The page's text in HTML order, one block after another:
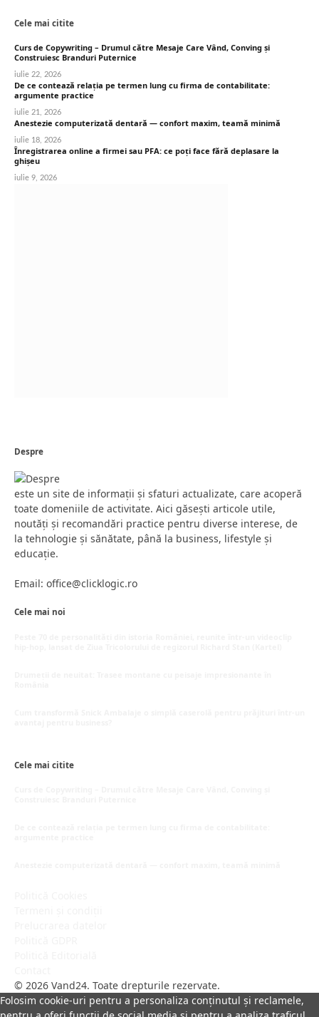
Cele mai citite
Curs de Copywriting – Drumul către Mesaje Care Vând, Conving și
Construiesc Branduri Puternice
iulie 22, 2026
De ce contează relația pe termen lung cu firma de contabilitate:
argumente practice
iulie 21, 2026
Anestezie computerizată dentară — confort maxim, teamă minimă
iulie 18, 2026
Înregistrarea online a firmei sau PFA: ce poți face fără deplasare la
ghișeu
iulie 9, 2026
Despre
este un site de informații și sfaturi actualizate, care acoperă
toate domeniile de activitate. Aici găsești articole utile,
noutăți și recomandări practice pentru diverse interese, de
la tehnologie și sănătate, până la business, lifestyle și
educație.
Email: office@clicklogic.ro
Cele mai noi
Cele mai citite
© 2026 Vand24. Toate drepturile rezervate.
Folosim cookie-uri pentru a personaliza conținutul și reclamele,